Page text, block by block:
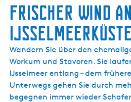
b
u
w
e
r
k
e
Frischer Wind
IJsselmeerküste
F
r
i
s
c
Wandern Sie über den
Workum und Stavoren. Sie
IJsselmeer entlang – dem
Unterwegs gehen Sie durch
begegnen immer wieder